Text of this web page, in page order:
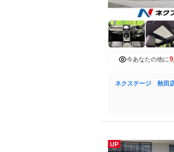
今あなたの他に9
ネクステージ 秋田
UP